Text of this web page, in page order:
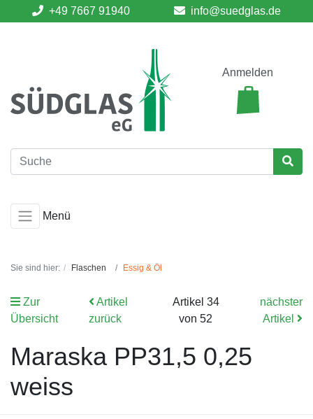
+49 7667 91940 info@suedglas.de
Anmelden
Menü
Sie sind hier: Flaschen Essig & Öl
Zur
Übersicht
Artikel
zurück
Artikel 34
von 52
nächster
Artikel
Maraska PP31,5 0,25
weiss